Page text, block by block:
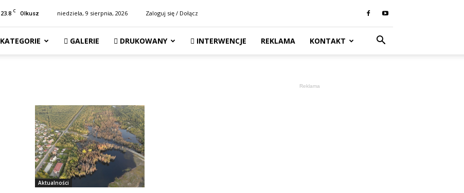
23.8 C Olkusz niedziela, 9 sierpnia, 2026 Zaloguj się / Dołącz
KATEGORIE GALERIE DRUKOWANY INTERWENCJE REKLAMA KONTAKT
Aktualności
Reklama